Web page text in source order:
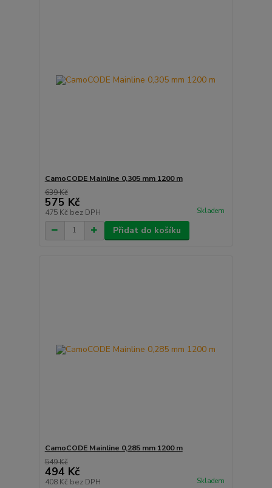
CamoCODE Mainline 0,305 mm 1200 m
639 Kč
575 Kč
475 Kč bez DPH Skladem
Přidat do košíku
CamoCODE Mainline 0,285 mm 1200 m
549 Kč
494 Kč
408 Kč bez DPH Skladem